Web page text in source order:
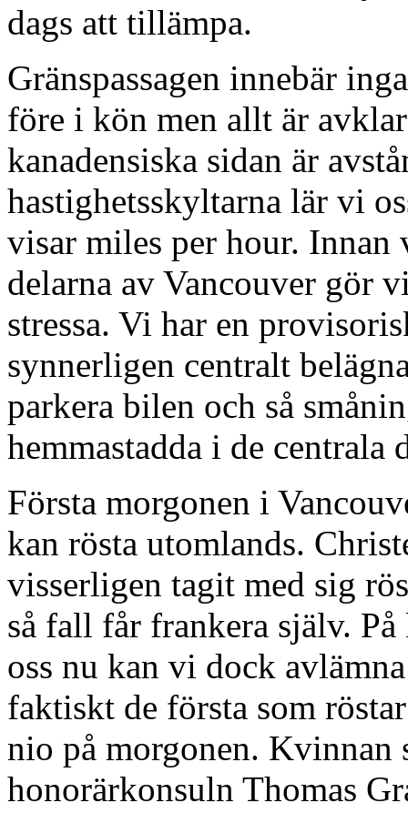
dags att tillämpa.
Gränspassagen innebär
före i kön men allt är
kanadensiska sidan är
hastighetsskyltarna lär vi
visar miles per hour. Innan
delarna av Vancouver gör
stressa. Vi har en
synnerligen centralt
parkera bilen och så
hemmastadda i de centrala
Första morgonen i
kan rösta utomlands.
visserligen tagit med sig
så fall får frankera själv.
oss nu kan vi dock
faktiskt de första som
nio på morgonen. Kvinnan
honorärkonsuln Thomas